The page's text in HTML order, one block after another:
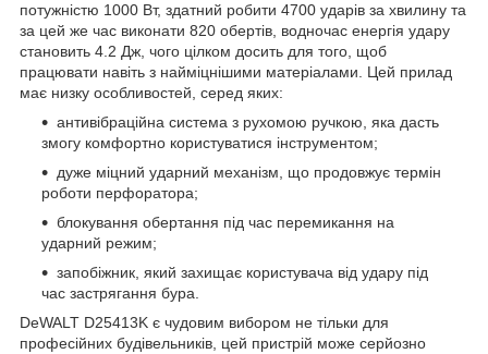
потужністю 1000 Вт, здатний робити 4700 ударів за хвилину та
за цей же час виконати 820 обертів, водночас енергія удару
становить 4.2 Дж, чого цілком досить для того, щоб
працювати навіть з найміцнішими матеріалами. Цей прилад
має низку особливостей, серед яких:
антивібраційна система з рухомою ручкою, яка дасть
змогу комфортно користуватися інструментом;
дуже міцний ударний механізм, що продовжує термін
роботи перфоратора;
блокування обертання під час перемикання на
ударний режим;
запобіжник, який захищає користувача від удару під
час застрягання бура.
DeWALT D25413K є чудовим вибором не тільки для
професійних будівельників, цей пристрій може серйозно